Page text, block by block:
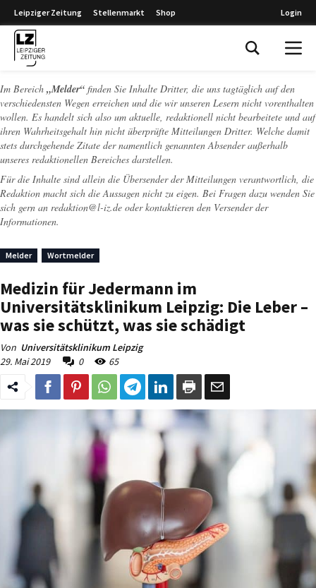
Leipziger Zeitung Stellenmarkt Shop Login
Im Bereich „Melder“ finden Sie Inhalte Dritter, die uns tagtäglich auf den
verschiedensten Wegen erreichen und die wir unseren Lesern nicht vorenthalten
wollen. Es handelt sich also um aktuelle, redaktionell nicht bearbeitete und auf
ihren Wahrheitsgehalt hin nicht überprüfte Mitteilungen Dritter. Welche damit
stets durchgehende Zitate der namentlich genannten Absender außerhalb
unseres redaktionellen Bereiches darstellen.
Für die Inhalte sind allein die Übersender der Mitteilungen verantwortlich, die
Redaktion macht sich die Aussagen nicht zu eigen. Bei Fragen dazu wenden Sie
sich gern an redaktion@l-iz.de oder kontaktieren den Versender der
Informationen.
Melder Wortmelder
Medizin für Jedermann im
Universitätsklinikum Leipzig: Die Leber –
was sie schützt, was sie schädigt
Von Universitätsklinikum Leipzig
29. Mai 2019
0 65